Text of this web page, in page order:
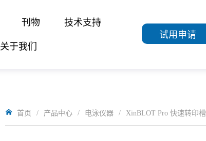
刊物 技术支持
关于我们
试用申请
首页 / 产品中心 / 电泳仪器 / XinBLOT Pro 快速转印槽